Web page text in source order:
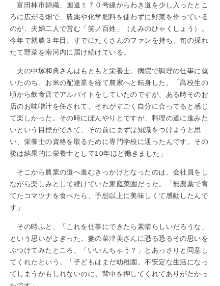
富田林市錦織、国道１７０号線からわき道を少し入ったとこ
ろに広がる畑で、農薬や化学肥料を使わずに野菜を作っている
のが、夫婦二人で営む「笑ノ百姓」（えみのひゃくしょう）。
今年で就農３年目。すでにたくさんのファンを持ち、旬の採れ
たて野菜を南河内に届け続けている。
夫の中塚和典さんはもともと栄養士。病院で調理の仕事に就
いたのち、お米の配達業を経て農家へと転身した。「高校生の
頃から飲食店でアルバイトをしていたのですが、ある時そのお
店のお味噌汁を任されて、それがすごく自分に合ってると感じ
て楽しかった。その時にぼんやりとですが、料理の道に進みた
いという目標ができて、その前にまずは知識をつけようと思
い、栄養士の資格を取るために専門学校に通ったんです。その
後は結果的に栄養士として10年ほど働きました」
そこから農業の道へ進むきっかけとなったのは、会社員をし
ながら楽しみとして続けていた家庭菜園だった。「無農薬で育
てたコマツナを食べたら、予想以上に美味しくて感動したんで
す」
その時ふと、「これを仕事にできたら素晴らしいだろうな」
という思いがよぎった。妻の菜津美さんに恐る恐るその思いを
ぶつけてみたところ、「いいんちゃう？」とあっさりと同意し
てくれたという。「子どもはまだ幼稚園。不安定な生活になっ
てしまうかもしれないのに、背中を押してくれてありがたかっ